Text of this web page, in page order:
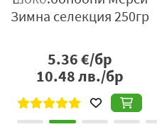
само вкусен, но и
като предлага
задоволяват всяко
Пълнежи с различни
млечната колекция
Зимна селекция 250гр
5.36€/бр
10.48лв./бр